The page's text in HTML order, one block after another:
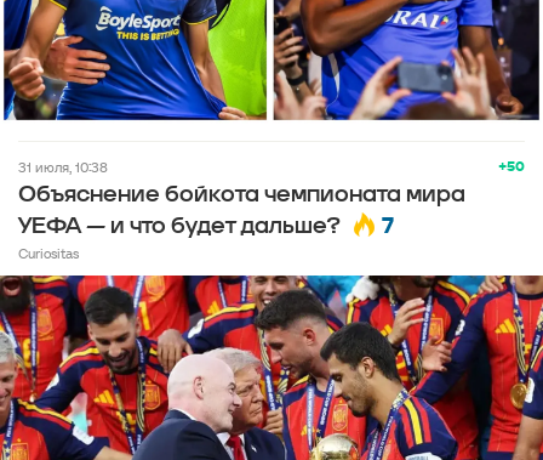
+50
31 июля, 10:38
Объяснение бойкота чемпионата мира
УЕФА — и что будет дальше?
7
Curiositas